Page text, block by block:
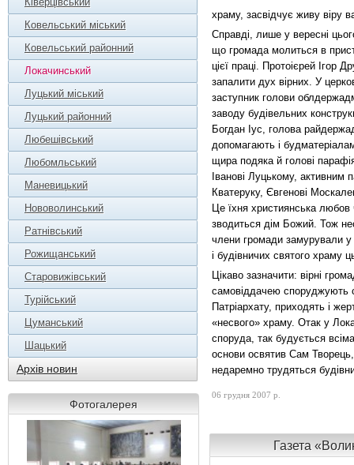
Ковельський міський
Ковельський районний
Локачинський
Луцький міський
Луцький районний
Любешівський
Любомльський
Маневицький
Нововолинський
Ратнівський
Рожищанський
Старовижівський
Турійський
Цуманський
Шацький
Архів новин
Фотогалерея
храму, засвідчує живу віру
Справді, лише у вересні
що громада молиться в
цієї праці. Протоієрей Ігор
запалити дух вірних. У
заступник голови
заводу будівельних
Богдан Іус, голова
допомагають і
щира подяка й голові
Іванові Луцькому, активним
Кватеруку, Євгенові
Це їхня християнська
зводиться дім Божий. Тож
члени громади замурували
і будівничих святого храму
Цікаво зазначити: вірні
самовіддачею споруджують
Патріархату, приходять і
«несвого» храму. Отак у
споруда, так будується
основи освятив Сам
недаремно трудяться
06 грудня 2007 р.
Газета